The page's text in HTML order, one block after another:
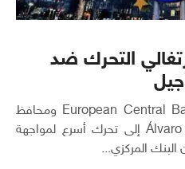
التحرك ضد
دعا عضو مجلس محافظي European Central Bank ومحافظ
بنك البرتغال Álvaro Santos Pereira إلى تحرك أسرع لمواجهة
المركزي...